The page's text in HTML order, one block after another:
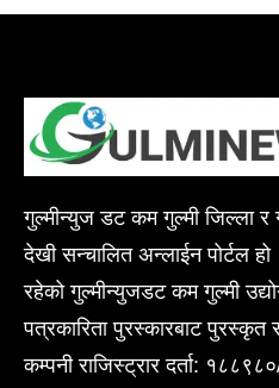
गुल्मीन्युज डट कम गुल्मी जिल्ला र
देखी सन्चालित अन्लाईन पोर्टल
रहेको गुल्मीन्युजडट कम गुल्मी
पत्रकारिता पुरस्कारबाट पुरस्कृत
कम्पनी राजिस्ट्रार दर्ता: